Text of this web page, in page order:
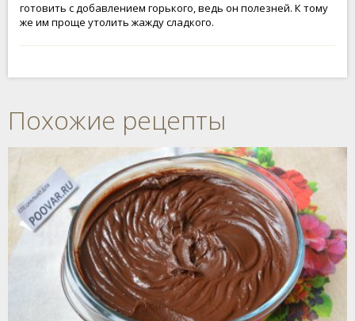
готовить с добавлением горького, ведь он полезней. К тому
же им проще утолить жажду сладкого.
Похожие рецепты